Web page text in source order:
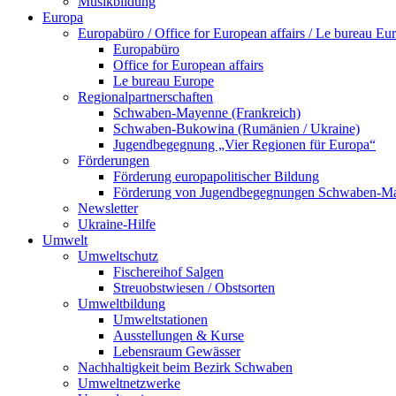
Europa
Europabüro / Office for European affairs / Le bureau
Europabüro
Office for European affairs
Le bureau Europe
Regionalpartnerschaften
Schwaben-Mayenne (Frankreich)
Schwaben-Bukowina (Rumänien / Ukraine)
Jugendbegegnung „Vier Regionen für Europa“
Förderungen
Förderung europapolitischer Bildung
Förderung von Jugendbegegnungen Schwaben-
Newsletter
Ukraine-Hilfe
Umwelt
Umweltschutz
Fischereihof Salgen
Streuobstwiesen / Obstsorten
Umweltbildung
Umweltstationen
Ausstellungen & Kurse
Lebensraum Gewässer
Nachhaltigkeit beim Bezirk Schwaben
Umweltnetzwerke